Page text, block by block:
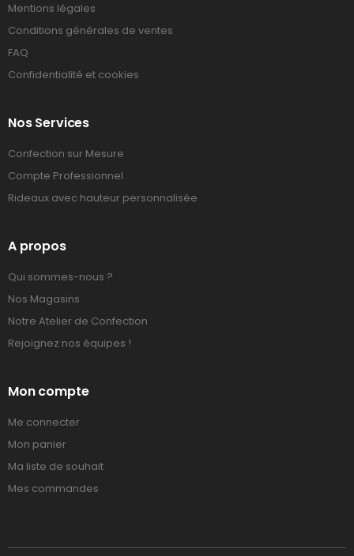
Mentions légales
Conditions générales de ventes
FAQ
Confidentialité et cookies
Nos Services
Confection sur Mesure
Compte Professionnel
Rideaux avec hauteur personnalisée
A propos
Qui sommes-nous ?
Nos Magasins
Notre Atelier de Confection
Rejoignez nos équipes !
Mon compte
Me connecter
Mon panier
Ma liste de souhait
Mes commandes